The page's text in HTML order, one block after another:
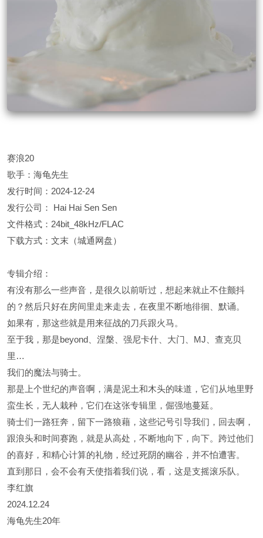
赛浪20
歌手：海龟先生
发行时间：2024-12-24
发行公司： Hai Hai Sen Sen
文件格式：24bit_48kHz/FLAC
下载方式：文末（城通网盘）
专辑介绍：
有没有那么一些声音，是很久以前听过，想起来就止不住颤抖
的？然后只好在房间里走来走去，在夜里不断地徘徊、默诵。
如果有，那这些就是用来征战的刀兵跟火马。
至于我，那是beyond、涅槃、强尼卡什、大门、MJ、查克贝
里…
我们的魔法与骑士。
那是上个世纪的声音啊，满是泥土和木头的味道，它们从地里野
蛮生长，无人栽种，它们在这张专辑里，倔强地蔓延。
骑士们一路狂奔，留下一路狼藉，这些记号引导我们，回去啊，
跟浪头和时间赛跑，就是从高处，不断地向下，向下。跨过他们
的喜好，和精心计算的礼物，经过死阴的幽谷，并不怕遭害。
直到那日，会不会有天使指着我们说，看，这是支摇滚乐队。
李红旗
2024.12.24
海龟先生20年